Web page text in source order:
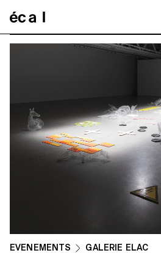
ÉVÉNEMENTS GALERIE ELAC